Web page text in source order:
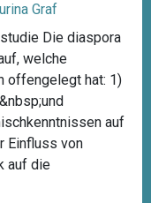
Graf
Die diaspora
welche
offengelegt hat: 1)
auf
Einfluss von
auf die